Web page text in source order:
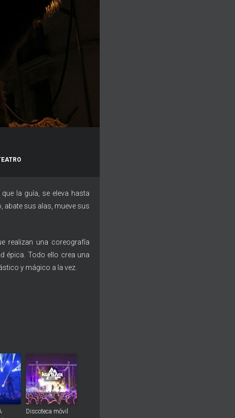
la guía, se eleva hasta
abate sus alas, mueve sus
realizan una coreografía
épica. Todo ello crea una
y mágico a la vez.
Discoteca móvil